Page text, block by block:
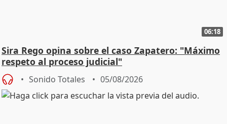
06:18
Sira Rego opina sobre el caso Zapatero: "Máximo
respeto al proceso judicial"
Sonido Totales 05/08/2026